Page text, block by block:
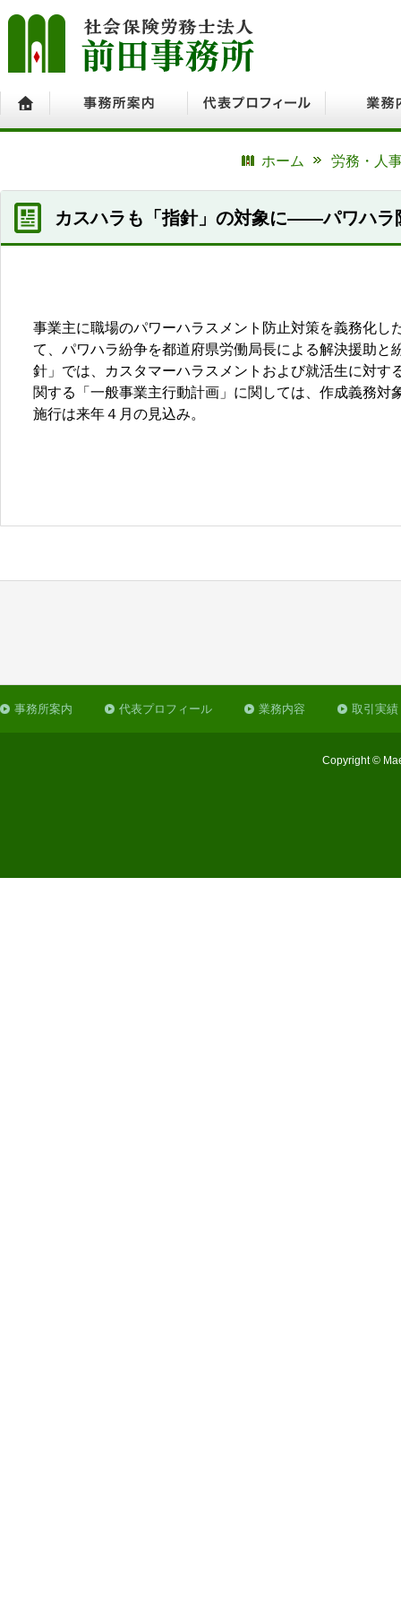
ホーム
労務・人
カスハラも「指針」の対象に――パワハラ
事業主に職場のパワーハラスメント防止対策を義務化
て、パワハラ紛争を都道府県労働局長による解決援助
針」では、カスタマーハラスメントおよび就活生に対
関する「一般事業主行動計画」に関しては、作成義務
施行は来年４月の見込み。
事務所案内 代表プロフィール 業務内容 取引実績
Copyright ©